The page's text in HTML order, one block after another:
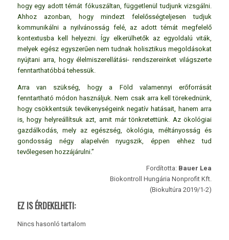
hogy egy adott témát fókuszáltan, függetlenül tudjunk vizsgálni.
Ahhoz azonban, hogy mindezt felelősségteljesen tudjuk
kommunikálni a nyilvánosság felé, az adott témát megfelelő
kontextusba kell helyezni. Így elkerülhetők az egyoldalú viták,
melyek egész egyszerűen nem tudnak holisztikus megoldásokat
nyújtani arra, hogy élelmiszerellátási- rendszereinket világszerte
fenntarthatóbbá tehessük.
Arra van szükség, hogy a Föld valamennyi erőforrását
fenntartható módon használjuk. Nem csak arra kell törekednünk,
hogy csökkentsük tevékenységeink negatív hatásait, hanem arra
is, hogy helyreállítsuk azt, amit már tönkretettünk. Az ökológiai
gazdálkodás, mely az egészség, ökológia, méltányosság és
gondosság négy alapelvén nyugszik, éppen ehhez tud
tevőlegesen hozzájárulni.”
Fordította: Bauer Lea
Biokontroll Hungária Nonprofit Kft.
(Biokultúra 2019/1-2)
EZ IS ÉRDEKELHETI:
Nincs hasonló tartalom